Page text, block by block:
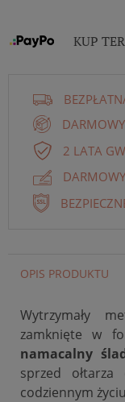
KUP
2 LATA
OPIS PRODUKTU
Wytrzymały
zamknięte w
namacalny
sprzed
codziennym